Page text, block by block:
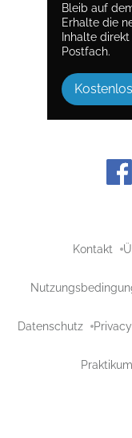
Bleib auf
Erhalte die
Inhalte
Postfach.
Kontakt
Datenschutz
Praktikum